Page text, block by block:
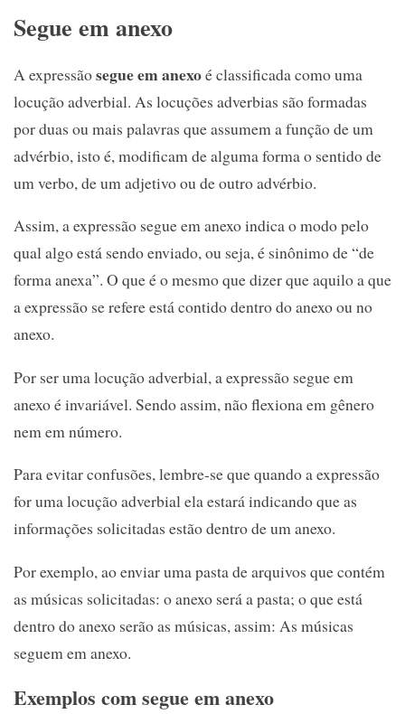
Segue em anexo
A expressãosegue em anexoé classificada como uma
locução adverbial. As locuções adverbias são formadas
por duas ou mais palavras que assumem a função de um
advérbio, isto é, modificam de alguma forma o sentido de
um verbo, de um adjetivo ou de outro advérbio.
Assim, a expressão segue em anexo indica o modo pelo
qual algo está sendo enviado, ou seja, é sinônimo de “de
forma anexa”. O que é o mesmo que dizer que aquilo a que
a expressão se refere está contido dentro do anexo ou no
anexo.
Por ser uma locução adverbial, a expressão segue em
anexo é invariável. Sendo assim, não flexiona em gênero
nem em número.
Para evitar confusões, lembre-se que quando a expressão
for uma locução adverbial ela estará indicando que as
informações solicitadas estão dentro de um anexo.
Por exemplo, ao enviar uma pasta de arquivos que contém
as músicas solicitadas: o anexo será a pasta; o que está
dentro do anexo serão as músicas, assim: As músicas
seguem em anexo.
Exemplos com segue em anexo